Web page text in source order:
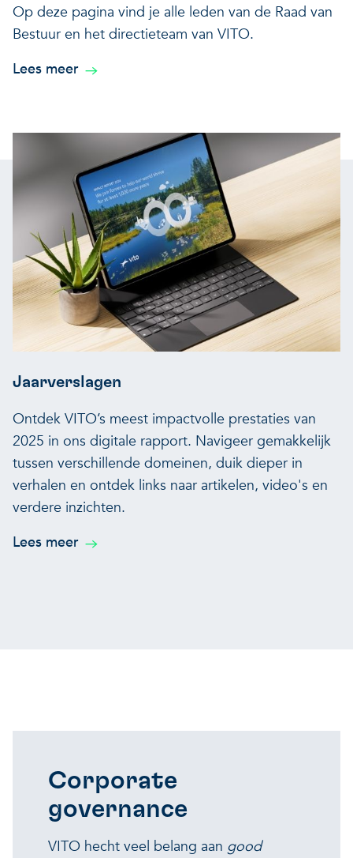
Op deze pagina vind je alle leden van de Raad van
Bestuur en het directieteam van VITO.
Lees meer
Jaarverslagen
Ontdek VITO’s meest impactvolle prestaties van
2025 in ons digitale rapport. Navigeer gemakkelijk
tussen verschillende domeinen, duik dieper in
verhalen en ontdek links naar artikelen, video's en
verdere inzichten.
Lees meer
Corporate
governance
VITO hecht veel belang aan good